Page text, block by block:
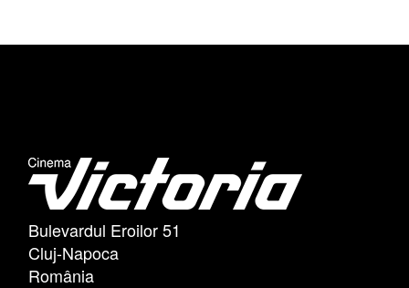
Bulevardul Eroilor 51
Cluj-Napoca
România